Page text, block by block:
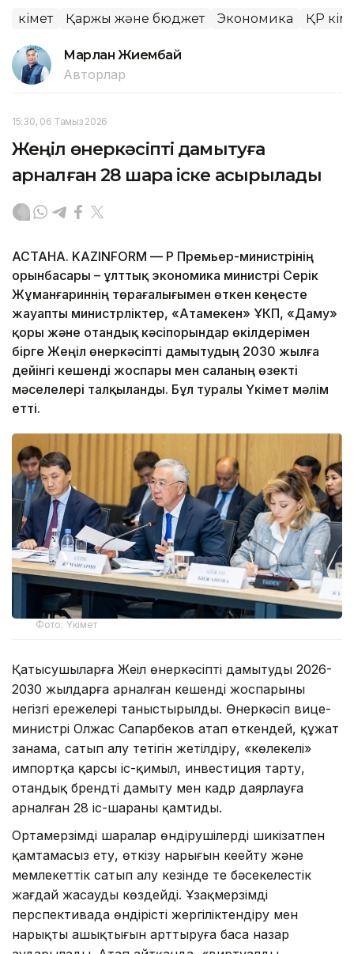
Үкімет Қаржы және бюджет Экономика ҚР
Марлан Жиембай
Авторлар
15:30, 06 Тамыз 2026
Жеңіл өнеркәсіпті дамытуға
арналған 28 шара іске асырылады
АСТАНА. KAZINFORM — ҚР Премьер-министрінің
орынбасары – ұлттық экономика министрі Серік
Жұманғариннің төрағалығымен өткен кеңесте
жауапты министрліктер, «Атамекен» ҰКП, «Даму»
қоры және отандық кәсіпорындар өкілдерімен
бірге Жеңіл өнеркәсіпті дамытудың 2030 жылға
дейінгі кешенді жоспары мен саланың өзекті
мәселелері талқыланды. Бұл туралы Үкімет мәлім
етті.
Фото: Үкімет
Қатысушыларға Жеңіл өнеркәсіпті дамытудың 2026-
2030 жылдарға арналған кешенді жоспарының
негізгі ережелері таныстырылды. Өнеркәсіп вице-
министрі Олжас Сапарбеков атап өткендей, құжат
заңнама, сатып алу тетігін жетілдіру, «көлеңкелі»
импортқа қарсы іс-қимыл, инвестиция тарту,
отандық брендті дамыту мен кадр даярлауға
арналған 28 іс-шараны қамтиды.
Ортамерзімді шаралар өндірушілерді шикізатпен
қамтамасыз ету, өткізу нарығын кеңейту және
мемлекеттік сатып алу кезінде тең бәсекелестік
жағдай жасауды көздейді. Ұзақмерзімді
перспективада өндірісті жергіліктендіру мен
нарықтың ашықтығын арттыруға баса назар